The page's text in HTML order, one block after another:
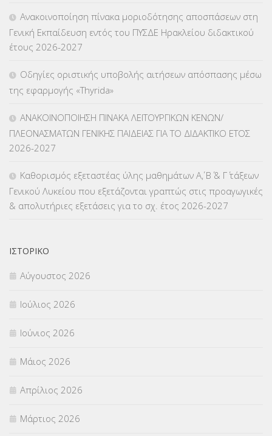
ΚΠγ – ΚΡΑΤΙΚΟ ΠΙΣΤΟΠΟΙΗΤΙΚΟ ΓΛΩΣΣΟΜΑΘΕΙΑΣ(135)
ΚΠπ- ΚΡΑΤΙΚΟ ΠΙΣΤΟΠΟΙΗΤΙΚΟ ΠΛΗΡΟΦΟΡΙΚΗΣ
ΛΟΙΠΑ(309)
ΜΕΤΑΘΕΣΕΙΣ-ΤΟΠΟΘΕΤΗΣΕΙΣ ΒΕΛΤΙΩΣΕΙΣ(319)
ΜΕΤΑΦΟΡΑ ΜΑΘΗΤΩΝ(3)
ΟΙΚΟΝΟΜΙΚΑ ΘΕΜΑΤΑ
Π.Ε.Κ. ΗΡΑΚΛΕΙΟΥ
ΠΑΝΕΛΛΑΔΙΚΕΣ ΕΞΕΤΑΣΕΙΣ
ΠΡΟΚΗΡΥΞΕΙΣ
ΣΕΜΙΝΑΡΙΑ – ΗΜΕΡΙΔΕΣ
ΣΕΠ(50)
ΣΤΕΛΕΧΗ (360)
Ανακοινοποίηση πίνακα μοριοδότησης αποσπάσεων στη
Γενική Εκπαίδευση εντός του ΠΥΣΔΕ Ηρακλείου διδακτικού
έτους 2026-2027
Οδηγίες οριστικής υποβολής αιτήσεων απόσπασης μέσω
της εφαρμογής «Thyrida»
ΑΝΑΚΟΙΝΟΠΟΙΗΣΗ ΠΙΝΑΚΑ ΛΕΙΤΟΥΡΓΙΚΩΝ ΚΕΝΩΝ/
ΠΛΕΟΝΑΣΜΑΤΩΝ ΓΕΝΙΚΗΣ ΠΑΙΔΕΙΑΣ ΓΙΑ ΤΟ ΔΙΔΑΚΤΙΚΟ ΕΤΟΣ
2026-2027
Καθορισμός εξεταστέας ύλης μαθημάτων Α΄, Β΄ & Γ΄ τάξεων
Γενικού Λυκείου που εξετάζονται γραπτώς στις προαγωγικές
& απολυτήριες εξετάσεις για το σχ. έτος 2026-2027
ΙΣΤΟΡΙΚΌ
Αύγουστος 2026
Ιούλιος 2026
Ιούνιος 2026
Μάιος 2026
Απρίλιος 2026
Μάρτιος 2026